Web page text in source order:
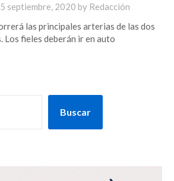
septiembre, 2020 by Redacción
las principales arterias de las dos
Los fieles deberán ir en auto
Buscar